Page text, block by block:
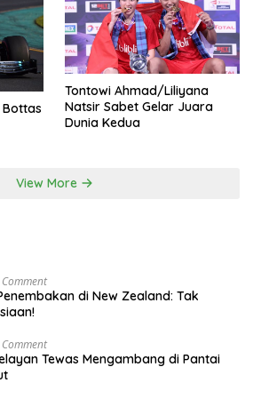
Bottas
Tontowi Ahmad/Liliyana
Natsir Sabet Gelar Juara
Dunia Kedua
View More
di New Zealand: Tak
Tewas Mengambang di Pantai